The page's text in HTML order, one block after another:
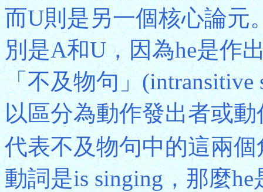
而U則是另一個核心論元
別是A和U，因為he是作
「不及物句」(intransitive
以區分為動作發出者或
代表不及物句中的這兩
動詞是is singing，那麼he